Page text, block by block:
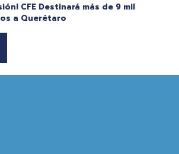
CFE Destinará más de 9 mil
a Querétaro